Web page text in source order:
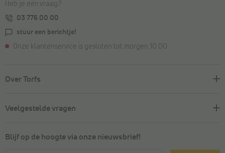
Heb je een vraag?
03 776 00 00
stuur een berichtje!
Onze klantenservice is gesloten tot morgen 10:00
Over Torfs
Veelgestelde vragen
Blijf op de hoogte via onze nieuwsbrief!